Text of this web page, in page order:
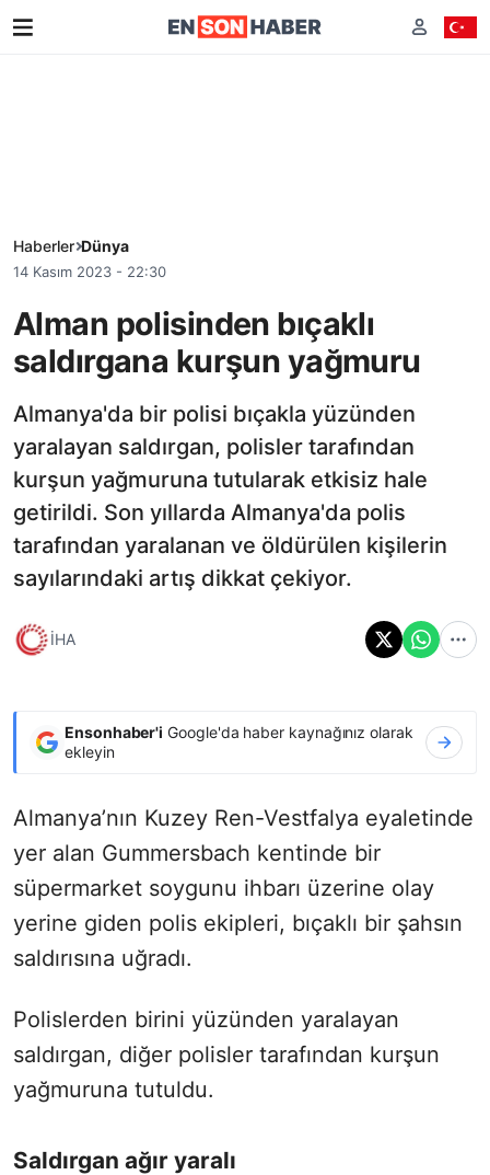
Haberler Dünya
14 Kasım 2023 - 22:30
Alman polisinden bıçaklı
saldırgana kurşun yağmuru
Almanya'da bir polisi bıçakla yüzünden
yaralayan saldırgan, polisler tarafından
kurşun yağmuruna tutularak etkisiz hale
getirildi. Son yıllarda Almanya'da polis
tarafından yaralanan ve öldürülen kişilerin
sayılarındaki artış dikkat çekiyor.
İHA
Ensonhaber'i Google'da haber kaynağınız olarak
ekleyin
Almanya’nın Kuzey Ren-Vestfalya eyaletinde
yer alan Gummersbach kentinde bir
süpermarket soygunu ihbarı üzerine olay
yerine giden polis ekipleri, bıçaklı bir şahsın
saldırısına uğradı.
Polislerden birini yüzünden yaralayan
saldırgan, diğer polisler tarafından kurşun
yağmuruna tutuldu.
Saldırgan ağır yaralı